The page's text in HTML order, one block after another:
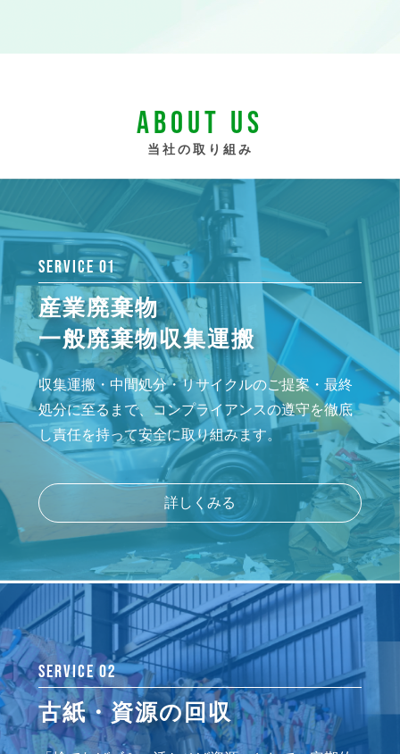
ABOUT US
当社の取り組み
SERVICE 01
産業廃棄物
一般廃棄物収集運搬
収集運搬・中間処分・リサイクルのご提案・最終
処分に至るまで、コンプライアンスの遵守を徹底
し責任を持って安全に取り組みます。
詳しくみる
SERVICE 02
古紙・資源の回収